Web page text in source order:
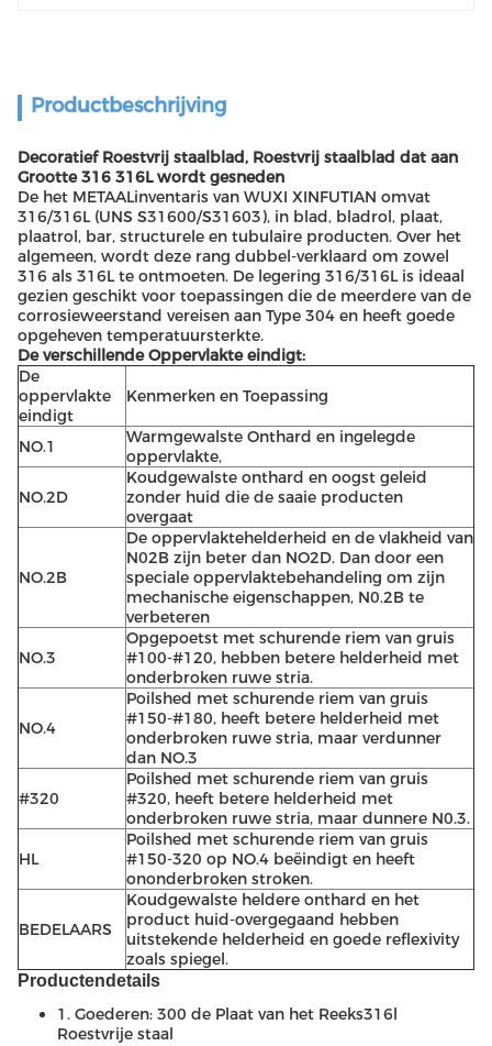
Productbeschrijving
Decoratief Roestvrij staalblad, Roestvrij staalblad dat aan
Grootte 316 316L wordt gesneden
De het METAALinventaris van WUXI XINFUTIAN omvat
316/316L (UNS S31600/S31603), in blad, bladrol, plaat,
plaatrol, bar, structurele en tubulaire producten. Over het
algemeen, wordt deze rang dubbel-verklaard om zowel
316 als 316L te ontmoeten. De legering 316/316L is ideaal
gezien geschikt voor toepassingen die de meerdere van de
corrosieweerstand vereisen aan Type 304 en heeft goede
opgeheven temperatuursterkte.
De verschillende Oppervlakte eindigt:
De
oppervlakte
eindigt
Kenmerken en Toepassing
NO.1
Warmgewalste Onthard en ingelegde
oppervlakte,
NO.2D
Koudgewalste onthard en oogst geleid
zonder huid die de saaie producten
overgaat
NO.2B
De oppervlaktehelderheid en de vlakheid van
N02B zijn beter dan NO2D. Dan door een
speciale oppervlaktebehandeling om zijn
mechanische eigenschappen, N0.2B te
verbeteren
NO.3
Opgepoetst met schurende riem van gruis
#100-#120, hebben betere helderheid met
onderbroken ruwe stria.
NO.4
Poilshed met schurende riem van gruis
#150-#180, heeft betere helderheid met
onderbroken ruwe stria, maar verdunner
dan NO.3
#320
Poilshed met schurende riem van gruis
#320, heeft betere helderheid met
onderbroken ruwe stria, maar dunnere N0.3.
HL
Poilshed met schurende riem van gruis
#150-320 op NO.4 beëindigt en heeft
ononderbroken stroken.
BEDELAARS
Koudgewalste heldere onthard en het
product huid-overgegaand hebben
uitstekende helderheid en goede reflexivity
zoals spiegel.
Productendetails
1. Goederen: 300 de Plaat van het Reeks316l
Roestvrije staal